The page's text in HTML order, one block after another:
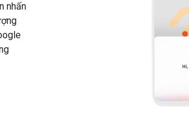
nhấn